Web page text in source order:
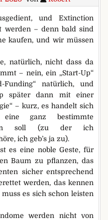
und Extinction
werden – denn bald sind
kaufen, und wir müssen
natürlich, nicht dass da
– nein, ein „Start-Up“
natürlich, und
später dann mit einer
– kurz, es handelt sich
ganz bestimmte
soll (zu der ich
ich geb’s ja zu).
es eine noble Geste, für
Baum zu pflanzen, das
sicher entsprechend
werden, das kennen
es sich schon leisten
werden nicht von